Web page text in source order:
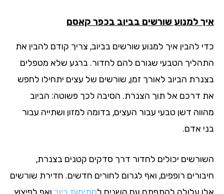
למנוע שורשים בביוב בכפר קאסם
להבין איך למנוע שורשים בביוב, צריך קודם להבין את
הטבעי שגורם להם לחדור. ברגע שלא מטפלים
הביוב לאורך זמן, שורשים של עצים יתחילו לחפש
דרכם אל תוך הצנרת. הסיבה לכך פשוטה: הביוב
דשן טבעי עבור העצים, בדומה למזון ושתייה עבור
אדם.
יכולים לחדור דרך סדקים קטנים בצנרת,
רופפים, ואף לגרום לחורים חדשים. חדירת שורשים